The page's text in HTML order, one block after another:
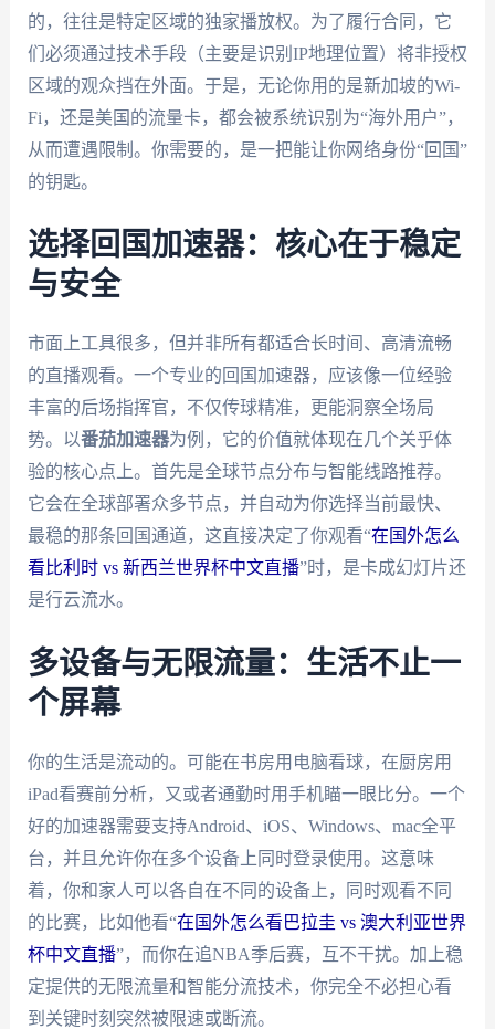
的，往往是特定区域的独家播放权。为了履行合同，它
们必须通过技术手段（主要是识别IP地理位置）将非授权
区域的观众挡在外面。于是，无论你用的是新加坡的Wi-
Fi，还是美国的流量卡，都会被系统识别为“海外用户”，
从而遭遇限制。你需要的，是一把能让你网络身份“回国”
的钥匙。
选择回国加速器：核心在于稳定
与安全
市面上工具很多，但并非所有都适合长时间、高清流畅
的直播观看。一个专业的回国加速器，应该像一位经验
丰富的后场指挥官，不仅传球精准，更能洞察全场局
势。以番茄加速器为例，它的价值就体现在几个关乎体
验的核心点上。首先是全球节点分布与智能线路推荐。
它会在全球部署众多节点，并自动为你选择当前最快、
最稳的那条回国通道，这直接决定了你观看“在国外怎么
看比利时 vs 新西兰世界杯中文直播”时，是卡成幻灯片还
是行云流水。
多设备与无限流量：生活不止一
个屏幕
你的生活是流动的。可能在书房用电脑看球，在厨房用
iPad看赛前分析，又或者通勤时用手机瞄一眼比分。一个
好的加速器需要支持Android、iOS、Windows、mac全平
台，并且允许你在多个设备上同时登录使用。这意味
着，你和家人可以各自在不同的设备上，同时观看不同
的比赛，比如他看“在国外怎么看巴拉圭 vs 澳大利亚世界
杯中文直播”，而你在追NBA季后赛，互不干扰。加上稳
定提供的无限流量和智能分流技术，你完全不必担心看
到关键时刻突然被限速或断流。